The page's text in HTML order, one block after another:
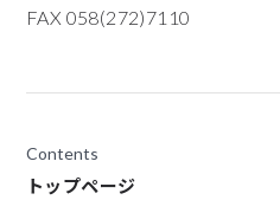
FAX 058(272)7110
Contents
トップページ